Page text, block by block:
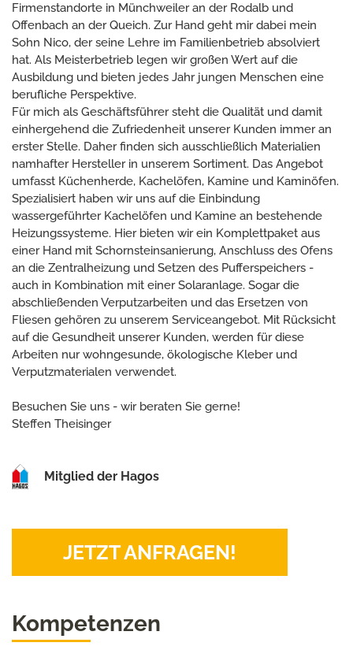
Firmenstandorte in Münchweiler an der Rodalb und
Offenbach an der Queich. Zur Hand geht mir dabei mein
Sohn Nico, der seine Lehre im Familienbetrieb absolviert
hat. Als Meisterbetrieb legen wir großen Wert auf die
Ausbildung und bieten jedes Jahr jungen Menschen eine
berufliche Perspektive.
Für mich als Geschäftsführer steht die Qualität und damit
einhergehend die Zufriedenheit unserer Kunden immer an
erster Stelle. Daher finden sich ausschließlich Materialien
namhafter Hersteller in unserem Sortiment. Das Angebot
umfasst Küchenherde, Kachelöfen, Kamine und Kaminöfen.
Spezialisiert haben wir uns auf die Einbindung
wassergeführter Kachelöfen und Kamine an bestehende
Heizungssysteme. Hier bieten wir ein Komplettpaket aus
einer Hand mit Schornsteinsanierung, Anschluss des Ofens
an die Zentralheizung und Setzen des Pufferspeichers -
auch in Kombination mit einer Solaranlage. Sogar die
abschließenden Verputzarbeiten und das Ersetzen von
Fliesen gehören zu unserem Serviceangebot. Mit Rücksicht
auf die Gesundheit unserer Kunden, werden für diese
Arbeiten nur wohngesunde, ökologische Kleber und
Verputzmaterialen verwendet.
Besuchen Sie uns - wir beraten Sie gerne!
Steffen Theisinger
Mitglied der Hagos
JETZT ANFRAGEN!
Kompetenzen